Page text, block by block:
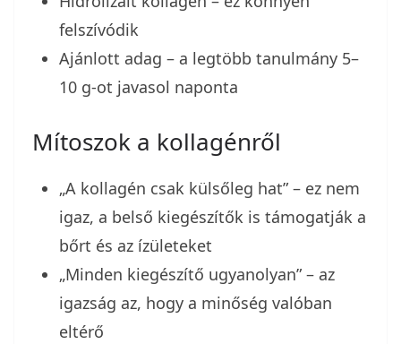
felszívódik
Ajánlott adag – a legtöbb tanulmány 5–
10 g-ot javasol naponta
Mítoszok a kollagénről
„A kollagén csak külsőleg hat” – ez nem
igaz, a belső kiegészítők is támogatják a
bőrt és az ízületeket
„Minden kiegészítő ugyanolyan” – az
igazság az, hogy a minőség valóban
eltérő